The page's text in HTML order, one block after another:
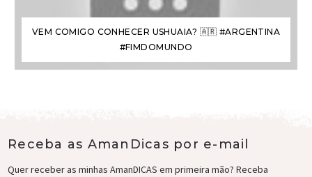
VEM COMIGO CONHECER USHUAIA? 🇦🇷 #ARGENTINA
#FIMDOMUNDO
Receba as AmanDicas por e-mail
Quer receber as minhas AmanDICAS em primeira mão? Receba